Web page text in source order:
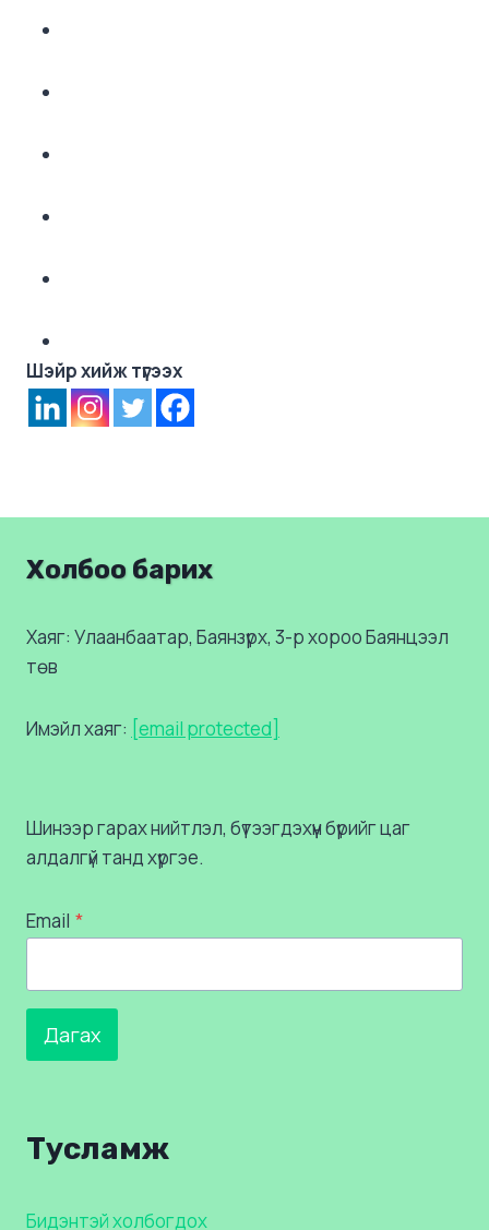
Шэйр хийж түгээх
Холбоо барих
Хаяг: Улаанбаатар, Баянзүрх, 3-р хороо Баянцээл
төв
Имэйл хаяг: [email protected]
Шинээр гарах нийтлэл, бүтээгдэхүүн бүрийг цаг
алдалгүй танд хүргэе.
Email *
Дагах
Тусламж
Бидэнтэй холбогдох